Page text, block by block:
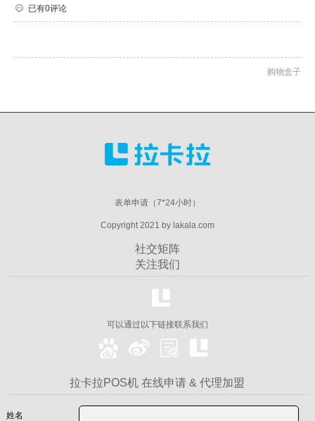
已有0评论
购物盒子
表单申请（7*24小时）
Copyright 2021 by lakala.com
社交矩阵
关注我们
可以通过以下链接联系我们
拉卡拉POS机 在线申请 & 代理加盟
姓名